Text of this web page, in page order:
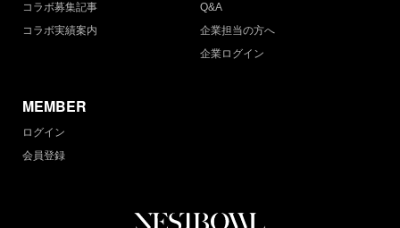
コラボ募集記事
コラボ実績案内
Q&A
企業担当の方へ
企業ログイン
MEMBER
ログイン
会員登録